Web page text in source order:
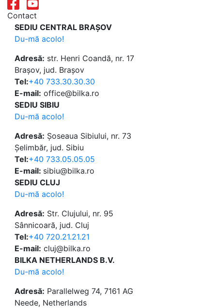
Contact
SEDIU CENTRAL BRAȘOV
Du-mă acolo!
Adresă: str. Henri Coandă, nr. 17
Brașov, jud. Brașov
Tel:+40 733.30.30.30
E-mail: office@bilka.ro
SEDIU SIBIU
Du-mă acolo!
Adresă: Șoseaua Sibiului, nr. 73
Șelimbăr, jud. Sibiu
Tel:+40 733.05.05.05
E-mail: sibiu@bilka.ro
SEDIU CLUJ
Du-mă acolo!
Adresă: Str. Clujului, nr. 95
Sânnicoară, jud. Cluj
Tel:+40 720.21.21.21
E-mail: cluj@bilka.ro
BILKA NETHERLANDS B.V.
Du-mă acolo!
Adresă: Parallelweg 74, 7161 AG
Neede, Netherlands